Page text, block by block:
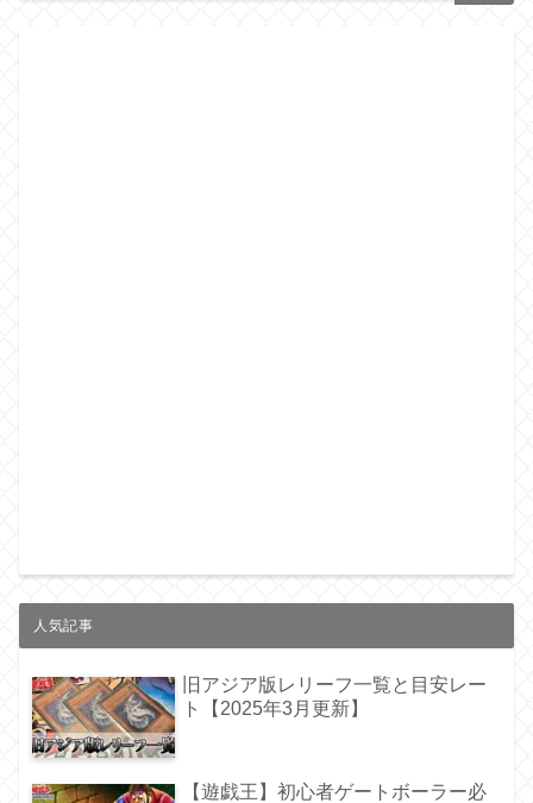
人気記事
旧アジア版レリーフ一覧と目安レー
ト【2025年3月更新】
【遊戯王】初心者ゲートボーラー必